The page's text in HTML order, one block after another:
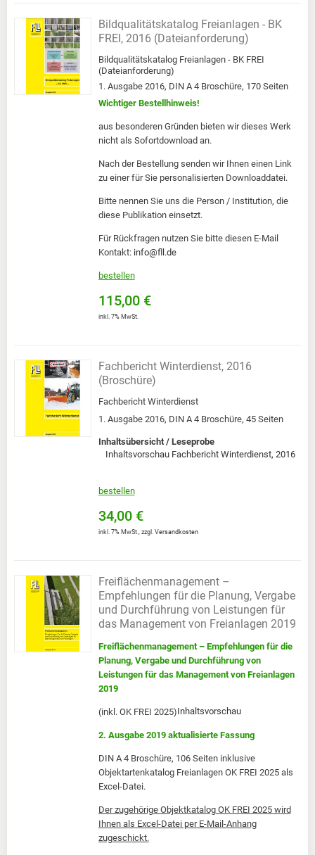
Bildqualitätskatalog Freianlagen - BK
FREI, 2016 (Dateianforderung)
Bildqualitätskatalog Freianlagen - BK FREI
(Dateianforderung)
1. Ausgabe 2016, DIN A 4 Broschüre, 170 Seiten
Wichtiger Bestellhinweis!
aus besonderen Gründen bieten wir dieses Werk
nicht als Sofortdownload an.
Nach der Bestellung senden wir Ihnen einen Link
zu einer für Sie personalisierten Downloaddatei.
Bitte nennen Sie uns die Person / Institution, die
diese Publikation einsetzt.
Für Rückfragen nutzen Sie bitte diesen E-Mail
Kontakt: info@fll.de
bestellen
115,00 €
inkl. 7% MwSt.
Fachbericht Winterdienst, 2016
(Broschüre)
Fachbericht Winterdienst
1. Ausgabe 2016, DIN A 4 Broschüre, 45 Seiten
Inhaltsübersicht / Leseprobe
Inhaltsvorschau Fachbericht Winterdienst, 2016
bestellen
34,00 €
inkl. 7% MwSt., zzgl. Versandkosten
Freiflächenmanagement –
Empfehlungen für die Planung, Vergabe
und Durchführung von Leistungen für
das Management von Freianlagen 2019
Freiflächenmanagement – Empfehlungen für die
Planung, Vergabe und Durchführung von
Leistungen für das Management von Freianlagen
2019
(inkl. OK FREI 2025)
2. Ausgabe 2019 aktualisierte Fassung
DIN A 4 Broschüre, 106 Seiten inklusive
Objektartenkatalog Freianlagen OK FREI 2025 als
Excel-Datei.
Der zugehörige Objektkatalog OK FREI 2025 wird
Ihnen als Excel-Datei per E-Mail-Anhang
zugeschickt.
Inhaltsvorschau